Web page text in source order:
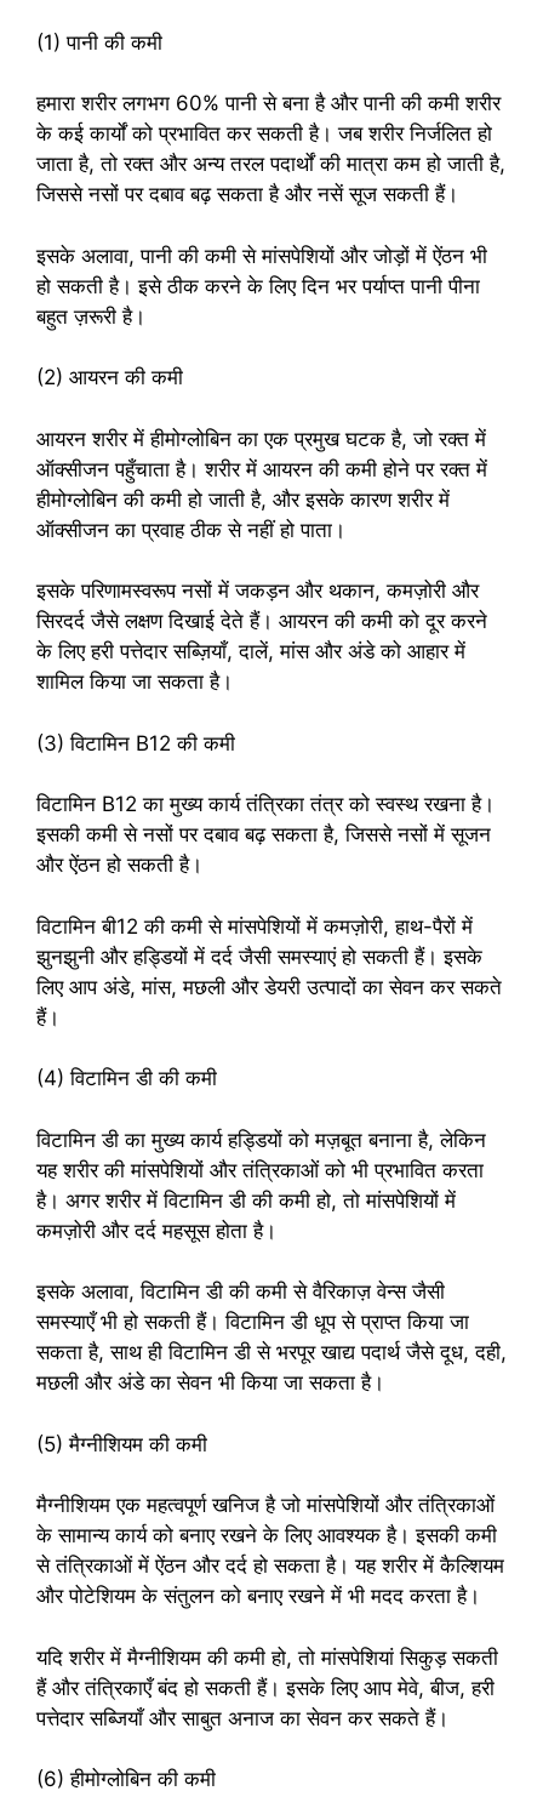
(1) पानी की कमी
हमारा शरीर लगभग 60% पानी से बना है और पानी की कमी शरीर
के कई कार्यों को प्रभावित कर सकती है। जब शरीर निर्जलित हो
जाता है, तो रक्त और अन्य तरल पदार्थों की मात्रा कम हो जाती है,
जिससे नसों पर दबाव बढ़ सकता है और नसें सूज सकती हैं।
इसके अलावा, पानी की कमी से मांसपेशियों और जोड़ों में ऐंठन भी
हो सकती है। इसे ठीक करने के लिए दिन भर पर्याप्त पानी पीना
बहुत ज़रूरी है।
(2) आयरन की कमी
आयरन शरीर में हीमोग्लोबिन का एक प्रमुख घटक है, जो रक्त में
ऑक्सीजन पहुँचाता है। शरीर में आयरन की कमी होने पर रक्त में
हीमोग्लोबिन की कमी हो जाती है, और इसके कारण शरीर में
ऑक्सीजन का प्रवाह ठीक से नहीं हो पाता।
इसके परिणामस्वरूप नसों में जकड़न और थकान, कमज़ोरी और
सिरदर्द जैसे लक्षण दिखाई देते हैं। आयरन की कमी को दूर करने
के लिए हरी पत्तेदार सब्ज़ियाँ, दालें, मांस और अंडे को आहार में
शामिल किया जा सकता है।
(3) विटामिन B12 की कमी
विटामिन B12 का मुख्य कार्य तंत्रिका तंत्र को स्वस्थ रखना है।
इसकी कमी से नसों पर दबाव बढ़ सकता है, जिससे नसों में सूजन
और ऐंठन हो सकती है।
विटामिन बी12 की कमी से मांसपेशियों में कमज़ोरी, हाथ-पैरों में
झुनझुनी और हड्डियों में दर्द जैसी समस्याएं हो सकती हैं। इसके
लिए आप अंडे, मांस, मछली और डेयरी उत्पादों का सेवन कर सकते
हैं।
(4) विटामिन डी की कमी
विटामिन डी का मुख्य कार्य हड्डियों को मज़बूत बनाना है, लेकिन
यह शरीर की मांसपेशियों और तंत्रिकाओं को भी प्रभावित करता
है। अगर शरीर में विटामिन डी की कमी हो, तो मांसपेशियों में
कमज़ोरी और दर्द महसूस होता है।
इसके अलावा, विटामिन डी की कमी से वैरिकाज़ वेन्स जैसी
समस्याएँ भी हो सकती हैं। विटामिन डी धूप से प्राप्त किया जा
सकता है, साथ ही विटामिन डी से भरपूर खाद्य पदार्थ जैसे दूध, दही,
मछली और अंडे का सेवन भी किया जा सकता है।
(5) मैग्नीशियम की कमी
मैग्नीशियम एक महत्वपूर्ण खनिज है जो मांसपेशियों और तंत्रिकाओं
के सामान्य कार्य को बनाए रखने के लिए आवश्यक है। इसकी कमी
से तंत्रिकाओं में ऐंठन और दर्द हो सकता है। यह शरीर में कैल्शियम
और पोटेशियम के संतुलन को बनाए रखने में भी मदद करता है।
यदि शरीर में मैग्नीशियम की कमी हो, तो मांसपेशियां सिकुड़ सकती
हैं और तंत्रिकाएँ बंद हो सकती हैं। इसके लिए आप मेवे, बीज, हरी
पत्तेदार सब्जियाँ और साबुत अनाज का सेवन कर सकते हैं।
(6) हीमोग्लोबिन की कमी